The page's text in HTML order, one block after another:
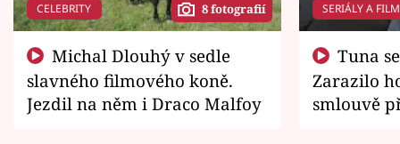
CELEBRITY 8 fotografií
slavného filmového koně.
Jezdil na něm i Draco Malfoy
SERIÁLY A
Zarazilo
smlouvě